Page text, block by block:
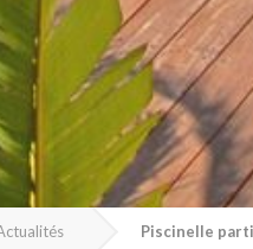
Piscinelle